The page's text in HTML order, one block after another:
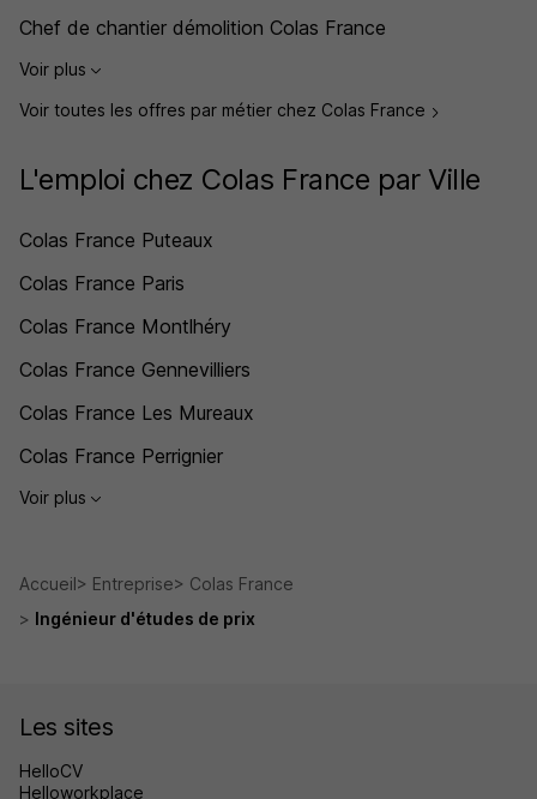
Chef de chantier démolition Colas France
Voir plus
Voir toutes les offres par métier chez Colas France
L'emploi chez Colas France par Ville
Colas France Puteaux
Colas France Paris
Colas France Montlhéry
Colas France Gennevilliers
Colas France Les Mureaux
Colas France Perrignier
Voir plus
Accueil Entreprise
Colas France
Ingénieur d'études de prix
Les sites
HelloCV
Helloworkplace